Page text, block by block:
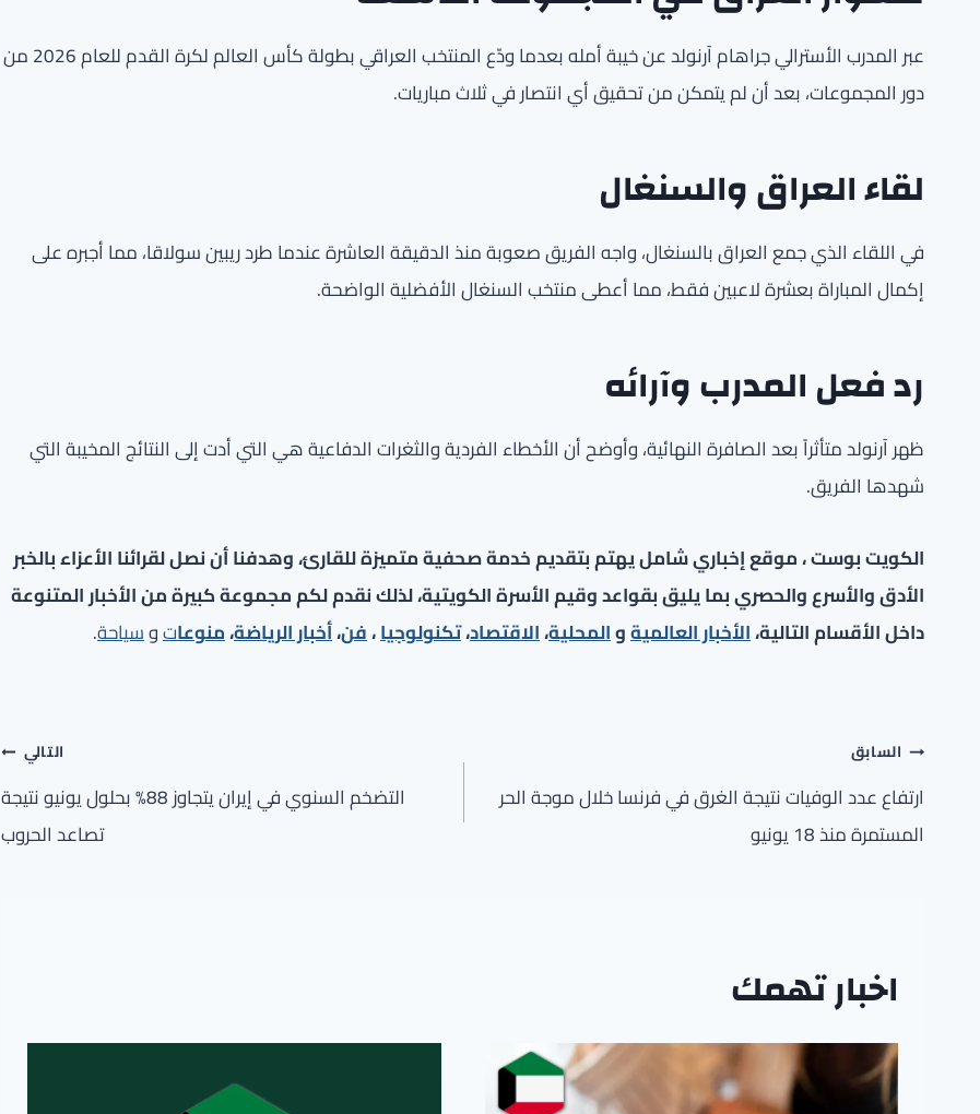
عبر المدرب الأسترالي جراهام آرنولد عن خيبة أمله بعدما ودّع المنتخب العراقي بطولة كأس العالم لكرة القدم للعام 2026 من
دور المجموعات، بعد أن لم يتمكن من تحقيق أي انتصار في ثلاث مباريات.
لقاء العراق والسنغال
في اللقاء الذي جمع العراق بالسنغال، واجه الفريق صعوبة منذ الدقيقة العاشرة عندما طرد ريبين سولاقا، مما أجبره على
إكمال المباراة بعشرة لاعبين فقط، مما أعطى منتخب السنغال الأفضلية الواضحة.
رد فعل المدرب وآرائه
ظهر آرنولد متأثراً بعد الصافرة النهائية، وأوضح أن الأخطاء الفردية والثغرات الدفاعية هي التي أدت إلى النتائج المخيبة التي
شهدها الفريق.
الكويت بوست ، موقع إخباري شامل يهتم بتقديم خدمة صحفية متميزة للقارئ، وهدفنا أن نصل لقرائنا الأعزاء بالخبر
الأدق والأسرع والحصري بما يليق بقواعد وقيم الأسرة الكويتية، لذلك نقدم لكم مجموعة كبيرة من الأخبار المتنوعة
داخل الأقسام التالية،الأخبار العالميةوالمحلية،الاقتصاد،تكنولوجيا،فن،أخبار الرياضة،منوعاتوسياحة.
تصفّح
المقالات
السابق
ارتفاع عدد الوفيات نتيجة الغرق في فرنسا خلال موجة الحر
المستمرة منذ 18 يونيو
التالي
التضخم السنوي في إيران يتجاوز 88% بحلول يونيو نتيجة
تصاعد الحروب
اخبار تهمك